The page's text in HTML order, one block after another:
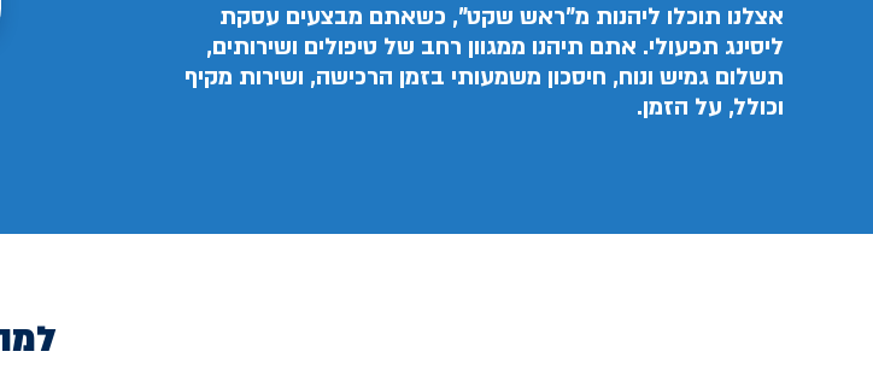
אצלנו תוכלו ליהנות מ"ראש שקט", כשאתם מבצעים עסקת
ליסינג תפעולי. אתם תיהנו ממגוון רחב של טיפולים ושירותים,
תשלום גמיש ונוח, חיסכון משמעותי בזמן הרכישה, ושירות מקיף
וכולל, על הזמן.